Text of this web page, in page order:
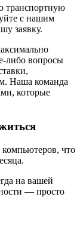
транспортную
с нашим
заявку.
либо вопросы
Наша команда
которые
что
на вашей
— просто